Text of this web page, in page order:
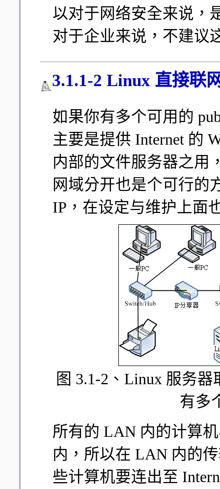
以对于网络安全来说，
对于企业来说，不建议
3.1.1-2 Linux 直接联
如果你有多个可用的
主要是提供 Internet 的
内部的文件服务器之用
网域分开也是个可行的
IP，在设定与维护上面
图 3.1-2、Linux 服务
有多
所有的 LAN 内的计算
内，所以在 LAN 内的
些计算机要连出至